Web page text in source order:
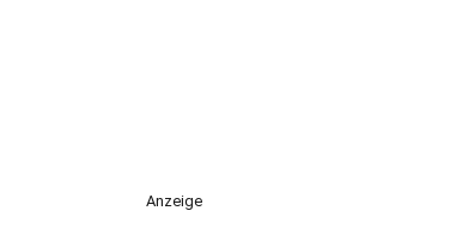
Anzeige